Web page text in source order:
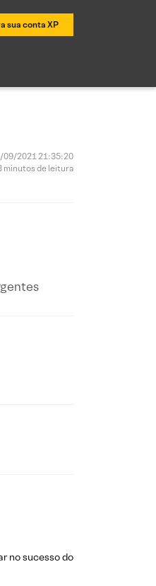
sua conta XP
09/2021 21:35:20
minutos de leitura
no sucesso do